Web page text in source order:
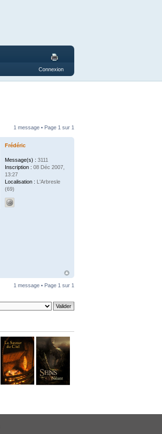
Connexion
1 message • Page 1 sur 1
Frédéric
Message(s) : 3111
Inscription : 08 Déc 2007,
13:27
Localisation : L'Arbresle
(69)
1 message • Page 1 sur 1